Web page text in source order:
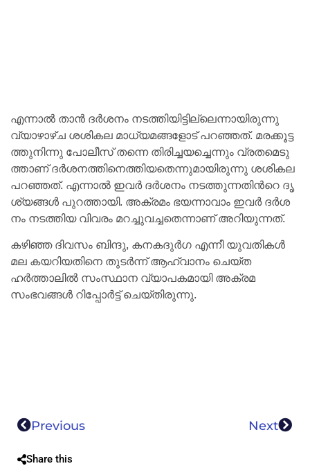
എ​ന്നാ​ൽ താ​ൻ ദ​ർ​ശ​നം ന​ട​ത്തി​യി​ട്ടി​ല്ലെ​ന്നാ​യി​രു​ന്നു
വ്യാ​ഴാ​ഴ്ച ശ​ശി​ക​ല മാ​ധ്യ​മ​ങ്ങ​ളോ​ട് പ​റ​ഞ്ഞ​ത്. മ​ര​ക്കൂ​ട്ട​
ത്തു​നി​ന്നു പോ​ലീ​സ് ത​ന്നെ തി​രി​ച്ച​യ​ച്ചെ​ന്നും വ്ര​ത​മെടു​
ത്താ​ണ് ദ​ർ​ശ​ന​ത്തി​നെ​ത്തി​യ​തെ​ന്നു​മാ​യി​രു​ന്നു ശ​ശി​ക​ല
പ​റ​ഞ്ഞ​ത്. എന്നാൽ ഇ​വ​ർ ദ​ർ​ശ​നം ന​ട​ത്തു​ന്ന​തി​ന്‍റെ ദൃ​
ശ്യ​ങ്ങ​ൾ പു​റ​ത്താ​യി. അ​ക്ര​മം ഭ​യ​ന്നാ​വാം ഇ​വ​ർ ദ​ർ​ശ​
നം ന​ട​ത്തി​യ വി​വ​രം മ​റ​ച്ചു​വ​ച്ച​തെ​ന്നാ​ണ് അ​റി​യു​ന്ന​ത്.
കഴിഞ്ഞ ദിവസം ബിന്ദു, കനകദുർഗ എന്നീ യുവതികൾ
മല കയറിയതിനെ തുടർന്ന് ആഹ്വാനം ചെയ്ത
ഹർത്താലിൽ സംസ്ഥാന വ്യാപകമായി അക്രമ
സംഭവങ്ങൾ റിപ്പോർട്ട് ചെയ്തിരുന്നു.
Previous Next
Share this